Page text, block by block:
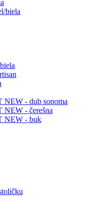
biela
NEW - dub sonoma
NEW - čerešna
NEW - buk